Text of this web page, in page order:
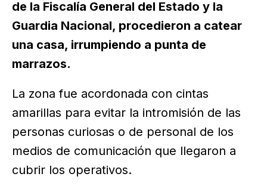
de la Fiscalía General del Estado y la
Guardia Nacional, procedieron a catear
una casa, irrumpiendo a punta de
marrazos.
La zona fue acordonada con cintas
amarillas para evitar la intromisión de las
personas curiosas o de personal de los
medios de comunicación que llegaron a
cubrir los operativos.